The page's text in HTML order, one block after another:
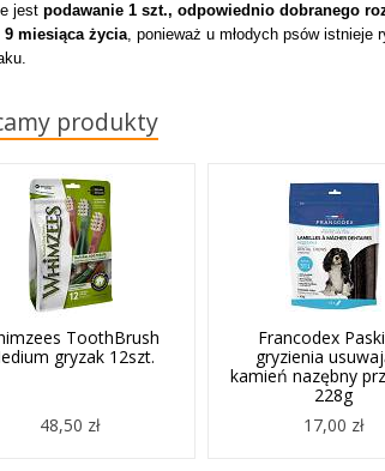
jest podawanie 1 szt., odpowiednio dobranego
miesiąca życia, ponieważ u młodych psów istnieje
produkty
ToothBrush
gryzak 12szt.
48,50 zł
Francodex
gryzienia
kamień nazębny
228g
17,00 zł